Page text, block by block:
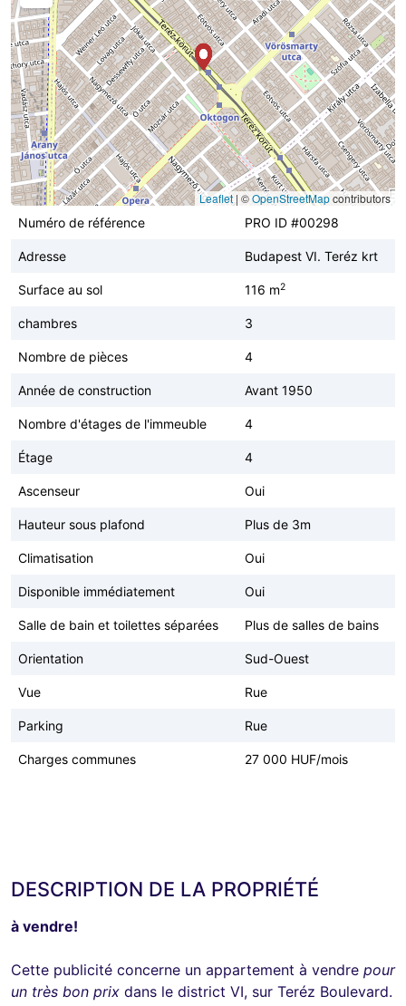
Leaflet | ©OpenStreetMapcontributors
Numéro de référence
PRO ID #00298
Adresse Budapest VI. Teréz krt
Surface au sol 116 m2
chambres 3
Nombre de pièces 4
Année de construction Avant 1950
Nombre d'étages de l'immeuble 4
Étage 4
Ascenseur Oui
Hauteur sous plafond Plus de 3m
Climatisation Oui
Disponible immédiatement Oui
Salle de bain et toilettes séparées Plus de salles de bains
Orientation Sud-Ouest
Vue Rue
Parking Rue
Charges communes 27 000 HUF/mois
DESCRIPTION DE LA PROPRIÉTÉ
à vendre!
Cette publicité concerne un appartement à vendre pour
un très bon prix dans le district VI, sur Teréz Boulevard.